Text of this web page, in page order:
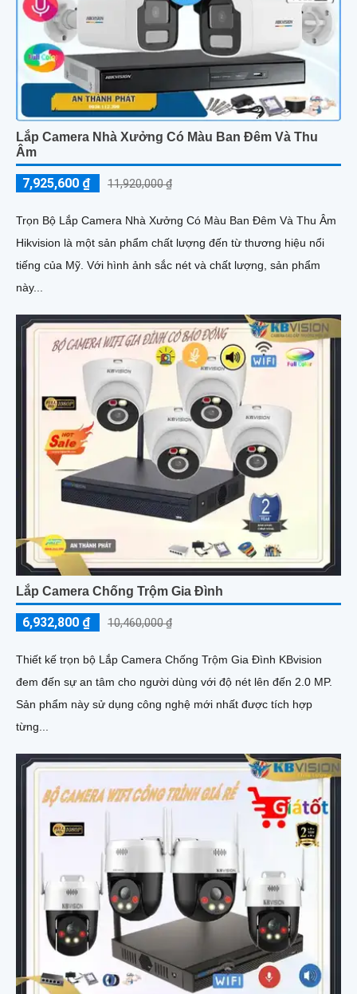
Lắp Camera Nhà Xưởng Có Màu Ban Đêm Và Thu
Âm
7,925,600 ₫ 11,920,000 ₫
Trọn Bộ Lắp Camera Nhà Xưởng Có Màu Ban Đêm Và Thu Âm
Hikvision là một sản phẩm chất lượng đến từ thương hiệu nổi
tiếng của Mỹ. Với hình ảnh sắc nét và chất lượng, sản phẩm
này...
Lắp Camera Chống Trộm Gia Đình
6,932,800 ₫ 10,460,000 ₫
Thiết kế trọn bộ Lắp Camera Chống Trộm Gia Đình KBvision
đem đến sự an tâm cho người dùng với độ nét lên đến 2.0 MP.
Sản phẩm này sử dụng công nghệ mới nhất được tích hợp
từng...